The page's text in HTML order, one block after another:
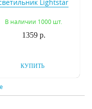
Lightstar
В наличии 1000 шт.
1359 р.
КУПИТЬ